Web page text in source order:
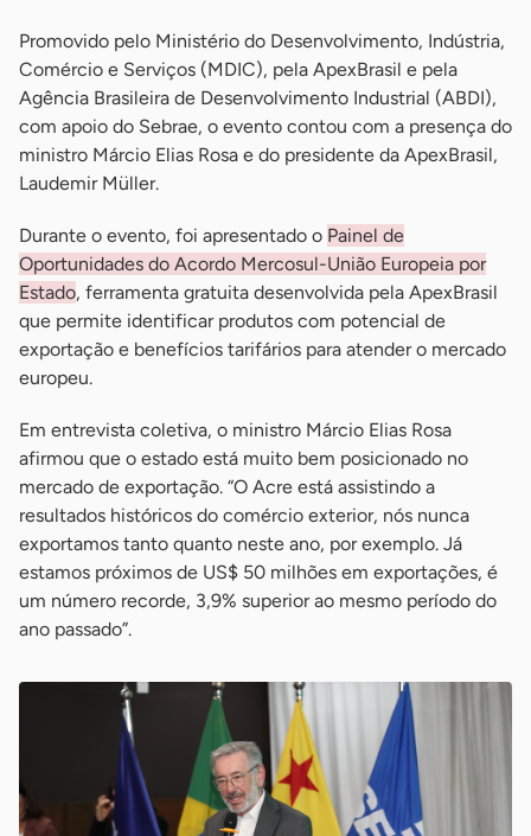
Promovido pelo Ministério do Desenvolvimento, Indústria,
Comércio e Serviços (MDIC), pela ApexBrasil e pela
Agência Brasileira de Desenvolvimento Industrial (ABDI),
com apoio do Sebrae, o evento contou com a presença do
ministro Márcio Elias Rosa e do presidente da ApexBrasil,
Laudemir Müller.
Durante o evento, foi apresentado o Painel de
Oportunidades do Acordo Mercosul-União Europeia por
Estado, ferramenta gratuita desenvolvida pela ApexBrasil
que permite identificar produtos com potencial de
exportação e benefícios tarifários para atender o mercado
europeu.
Em entrevista coletiva, o ministro Márcio Elias Rosa
afirmou que o estado está muito bem posicionado no
mercado de exportação. “O Acre está assistindo a
resultados históricos do comércio exterior, nós nunca
exportamos tanto quanto neste ano, por exemplo. Já
estamos próximos de US$ 50 milhões em exportações, é
um número recorde, 3,9% superior ao mesmo período do
ano passado”.